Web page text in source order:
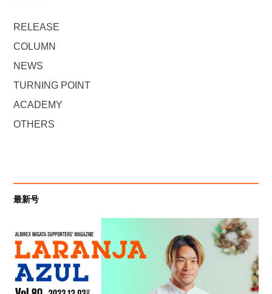
RELEASE
COLUMN
NEWS
TURNING POINT
ACADEMY
OTHERS
最新号